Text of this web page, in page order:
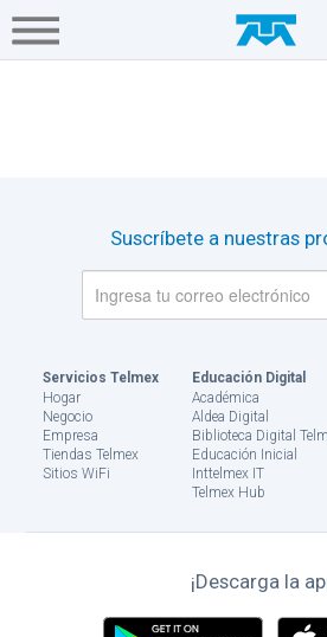
Hogar
Negocio
Telmex
Blog
Tu
casa
oficina
Suscríbete a nuestras
Servicios Telmex
Hogar
Negocio
Empresa
Tiendas Telmex
Sitios WiFi
Educación Digital
Académica
Aldea Digital
Biblioteca Digital
Educación Inicial
Inttelmex IT
Telmex Hub
¡Descarga la